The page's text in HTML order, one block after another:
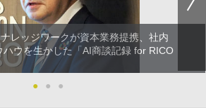
レッジワークが資本業務提携、社内
ウを生かした「AI商談記録 for RICO
●
● ●